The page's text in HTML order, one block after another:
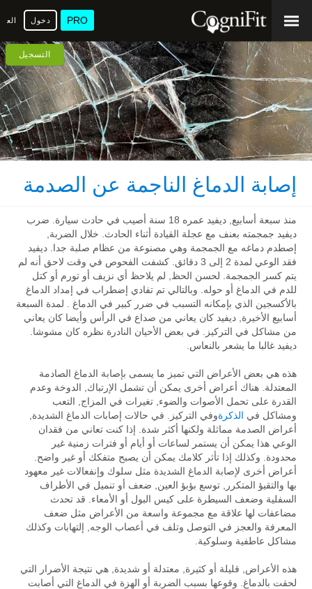
PRO دخول
التسجيل
إصابة الدماغ الناجمة عن الصدمة
منذ سبعة أسابيع, ديفيد عمره 18 سنة أصيب في حادث سيارة. ضرب
ديفيد جمجمته بعنف مع عجلة القيادة أثناء الحادث. خلال الضربة,
إصطدم دماغه مع الجمجمة وهي مصنوعة من عظام صلبة جدا. ديفيد
فقد الوعي لمدة 2 إلى 3 دقائق. كشفت الفحوص في وقت لاحق أنه لم
يتم كسر الجمجمة. لحسن الحظ, لم يلاحظ أي نزيف أو تورم أو كتل
للدم في الدماغ أو حوله. وبالتالي تم تفادي إضطراب في إمداد الدماغ
بالأكسجين الذي بإمكانه التسبب في ضرر كبير في الدماغ . لمدة السبعة
أسابيع الأخيرة, ديفيد كان يعاني من صداع في الرأس وأيضا كان يعاني
من مشاكل في التركيز. في بعض الأحيان النادرة نظره كان مشوشا.
ديفيد غالبا ما يشعر بالنعاس.
هذه هي بعض الأعراض التي تميز ما يسمى بإصابة الدماغ الصادمة
المعتدلة. هناك أعراض أخرى يمكن أن تشمل الإرتباك, الدوخة وعدم
القدرة على تحمل الأصوات والضوء, تغيرات في المزاج, التعب
ومشاكل في الذكرةوفي التركيز. في حالات إصابات الدماغ الشديدة,
أعراض الصدمة مماثلة ولكنها أكثر شدة. إذا كنت تعاني من فقدان
الوعي هذا يمكن أن يستمر لساعات أو أيام أو فترات زمنية غير
محدودة. وكذلك إذا تأثر كلامك يمكن أن يصبح متفكك أو غير واضح.
أعراض أخرى لإصابة الدماغ الشديدة مثل سلوك وإنفعالات غير معهود
بها والتقيؤ المتكرر, توسع بؤبؤ العين, ضعف أو تنميل في الأطراف
السفلية وضعف السيطرة على كيس البول أو الأمعاء. قد تحدث
مضاعفات لها علاقة مع مجموعة واسعة من الأعراض مثل ضعف
المعرفة والعجز في التوصل وتلف في أعصاب الوجه, إلتهابات وكذلك
مشاكل عاطفية وسلوكية.
هذه الأعراض, قليلة أو كثيرة, معتدلة أو شديدة, هي نتيجة الأضرار التي
لحقت بالدماغ. وقوعها بسبب الضربة أو الهزة في الدماغ التي أصابت